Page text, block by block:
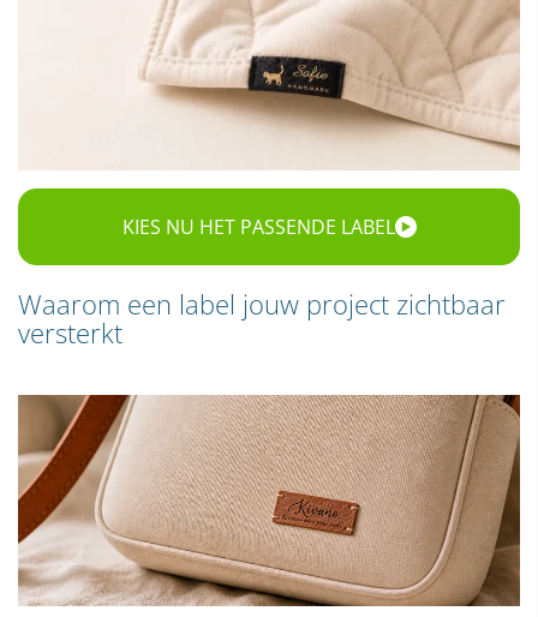
KIES NU HET PASSENDE LABEL
Waarom een label jouw project zichtbaar
versterkt